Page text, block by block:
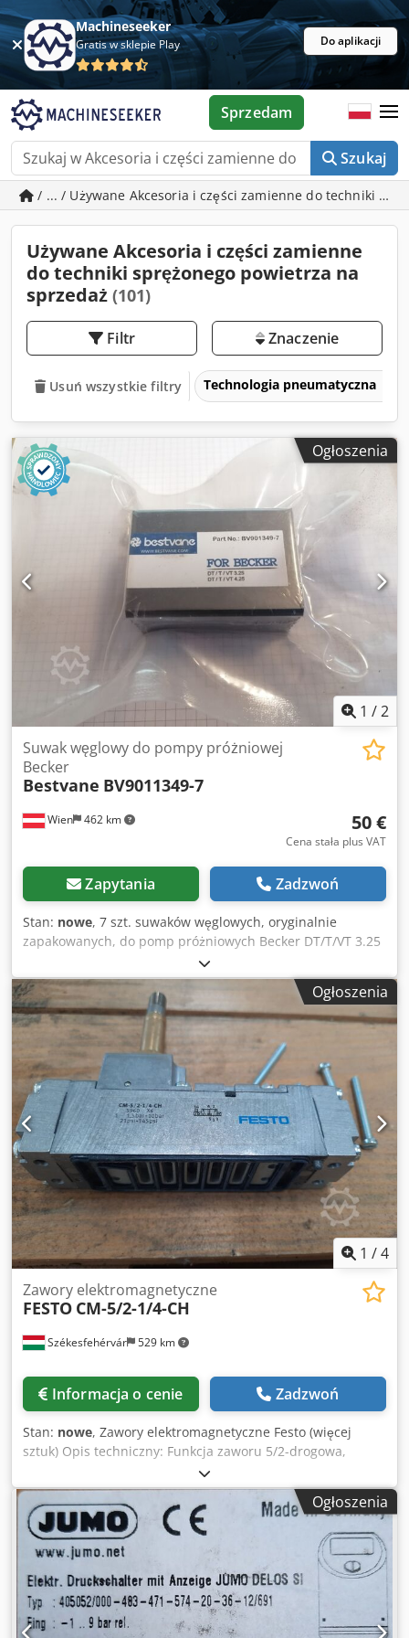
Machineseeker
Gratis w sklepie Play Do aplikacji
Szukaj
Sprzedam
/ ... / Używane Akcesoria i części zamienne do techniki
Używane Akcesoria i części zamienne
do techniki sprężonego powietrza na
sprzedaż (101)
Filtr Znaczenie
Usuń wszystkie filtry Technologia pneumatyczna
Ogłoszenia
1 /2
Wien 462 km
Suwak węglowy do pompy próżniowej
Becker
Bestvane BV9011349-7
50 €
Cena stała plus VAT
Zapytania Zadzwoń
Stan: nowe, 7 szt. suwaków węglowych, oryginalnie
zapakowanych, do pomp próżniowych Becker DT/T/VT 3.25
i 4.25. Dedpfxjyuyp Ho Ablsck
Ogłoszenia
1 /4
Székesfehérvár 529 km
Zawory elektromagnetyczne
FESTO CM-5/2-1/4-CH
Informacja o cenie Zadzwoń
Stan: nowe, Zawory elektromagnetyczne Festo (więcej
sztuk) Opis techniczny: Funkcja zaworu 5/2-drogowa,
monostabilna Rodzaj uruchomienia Elektryczny
Standardowe nominalne natężenie przepływu 1 400 l/min
Pneumatyczny port roboczy Podbudowa Ciśnienie robocze
1,5 bar ... 10 bar Typ resetu Sprężyna pneumatyczna
Wielkość nominalna 6,5 mm Pozycja montażowa
opcjonalna Przesterowanie ręczne Nierozbieralne Typ
pilotażu Uruchamiany pilotem Symbol 00991049 Maks.
częstotliwość przełączania 40 Hz Czas załączenia 28 ms
Czynnik roboczy Sprężone powietrze wg ISO 8573-1:2010
Ogłoszenia